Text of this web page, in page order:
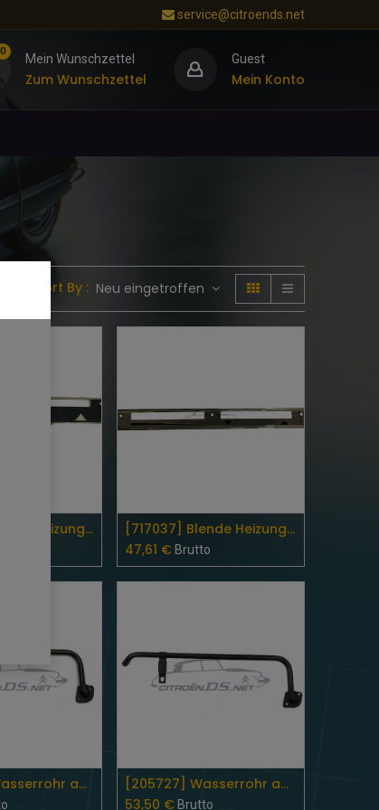
service@citroends.net
0
Mein Wunschzettel
Zum Wunschzettel
Guest
Mein Konto
Sort By : Neu eingetroffen
to Cart
[717038] Blende Heizungsverstellung 09/1968 -1969
Add to Cart
[717037] Blende Heizungsverstellung Pallas 9/1964-’68
47,61 € Brutto
to Cart
[205728] Wasserrohr am Zylinderkopf 1968-1975
Add to Cart
[205727] Wasserrohr am Zylinderkopf 1961 - 1968
53,50 € Brutto